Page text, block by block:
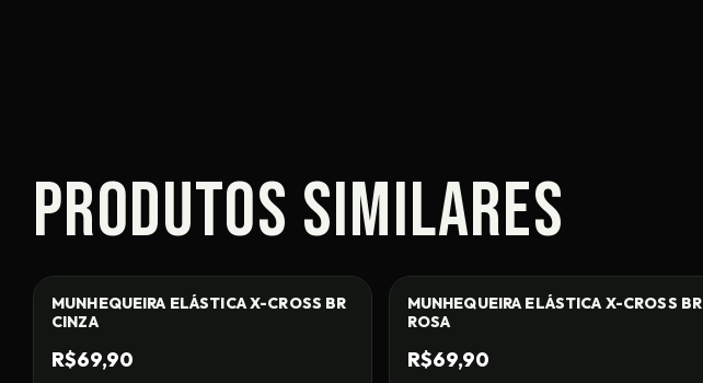
PRODUTOS SIMILARES
MUNHEQUEIRA ELÁSTICA X-CROSS BR
CINZA
R$69,90
MUNHEQUEIRA ELÁSTICA X-CROSS BR
ROSA
R$69,90